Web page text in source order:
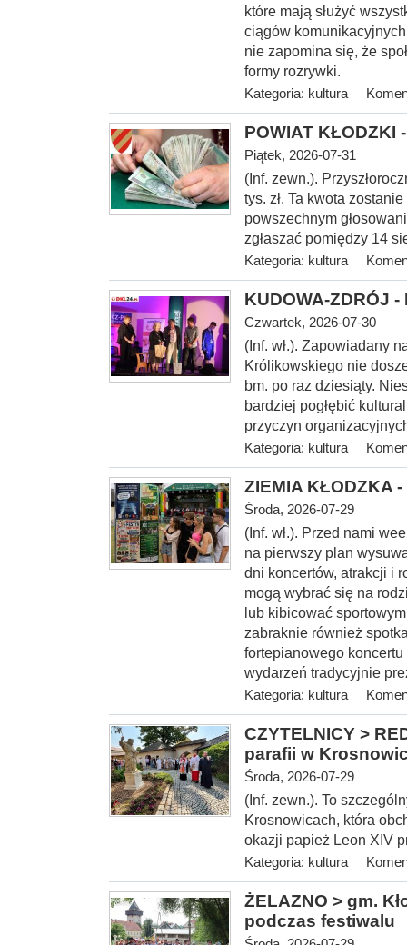
które mają służyć
ciągów
nie zapomina się, że
formy rozrywki.
Kategoria: kultura
POWIAT KŁODZKI
Piątek, 2026-07-31
(Inf. zewn.).
tys. zł. Ta kwota
powszechnym
zgłaszać pomiędzy 14
Kategoria: kultura
KUDOWA-ZDRÓJ
Czwartek, 2026-07-30
(Inf. wł.). Zapowiadany
Królikowskiego nie
bm. po raz dziesiąty.
bardziej pogłębić
przyczyn
Kategoria: kultura
ZIEMIA KŁODZKA
Środa, 2026-07-29
(Inf. wł.). Przed nami
na pierwszy plan
dni koncertów, atrakcji i
mogą wybrać się na
lub kibicować
zabraknie również
fortepianowego
wydarzeń tradycyjnie
Kategoria: kultura
CZYTELNICY >
parafii w
Środa, 2026-07-29
(Inf. zewn.). To
Krosnowicach, która
okazji papież Leon XIV
Kategoria: kultura
ŻELAZNO > gm.
podczas festiwalu